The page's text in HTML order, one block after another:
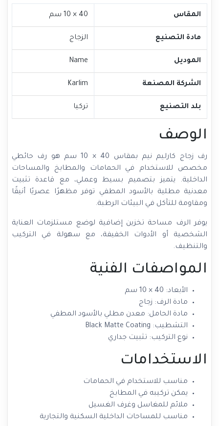
المقاس 40 × 10 سم
مادة التصنيع الزجاج
الموديل Name
الشركة المصنعة Karlim
بلد التصنيع تركيا
الوصف
رف زجاج كارليم نيم بمقاس 40 × 10 سم هو رف حائطي
مخصص للاستخدام في الحمامات والمطابخ والمساحات
الداخلية. يتميز بتصميم بسيط وعملي، مع قاعدة تثبيت
معدنية مطلية بالأسود المطفي توفر مظهرًا عصريًا أنيقًا
ومقاومة للتآكل في البيئات الرطبة.
يوفر الرف مساحة تخزين إضافية لوضع مستلزمات العناية
الشخصية أو الأدوات الخفيفة، مع سهولة في التركيب
والتنظيف.
المواصفات الفنية
الأبعاد: 40 × 10 سم
مادة الرف: زجاج
مادة الحامل: معدن مطلي بالأسود المطفي
التشطيب: Black Matte Coating
نوع التركيب: تثبيت جداري
الاستخدامات
مناسب للاستخدام في الحمامات
يمكن تركيبه في المطابخ
ملائم للمغاسل وغرف الغسيل
مناسب للمساحات الداخلية السكنية والتجارية